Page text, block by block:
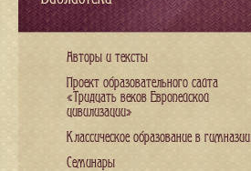
Авторы и тексты
Проект образовательного сайта
«Тридцать веков Европейской
цивилизации»
Классическое образование в гимназии
Семинары